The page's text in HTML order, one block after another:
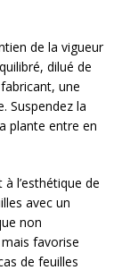
de la vigueur
dilué de
une
Suspendez la
plante entre en
l’esthétique de
avec un
non
favorise
de feuilles